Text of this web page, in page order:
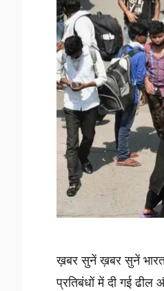
ख़बर सुनें ख़बर सुनें भारत
प्रतिबंधों में दी गई ढील